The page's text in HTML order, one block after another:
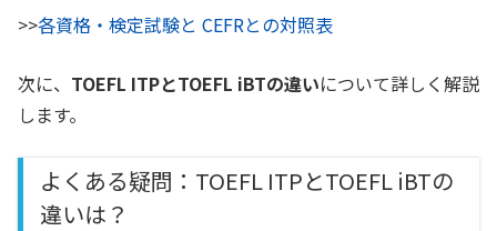
>>各資格・検定試験と CEFRとの対照表
次に、 TOEFL ITPとTOEFL iBTの違いについて詳しく解説
します。
よくある疑問：TOEFL ITPとTOEFL iBTの
違いは？